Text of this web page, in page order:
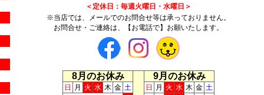
＜定休日：毎週火曜日・水曜日＞
※当店では、メールでのお問合せ等は承っておりません。
お問合せ・ご連絡は、【お電話で】お願いたします。
8月のお休み 9月のお休み
日 月 火 水 木 金 土 日 月 火 水 木 金 土